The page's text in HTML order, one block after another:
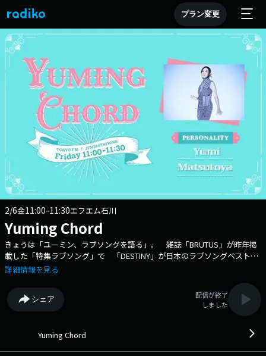
プラン変更
2/6金11:00-11:30エフエム石川
Yuming Chord
きょうは「ユーミン、ラブソングを語る」。 雑誌「BRUTUS」が昨年掲
載した「特集ラブソング」で 「DESTINY」が日本のラブソングベスト
100の1位になったことを受け、 ちょっとレアな角度からユーミンラブソ
名ラブソングの秘話をお楽しみに。 番組Webサイト：
https://www.tfm.co.jp/yuming/ メッセージフォーム：
https://www.tfm.co.jp/f/yuming/form Xハッシュタグは
詳細情報を見る
シェア
配信が終了
しました
Yuming Chord